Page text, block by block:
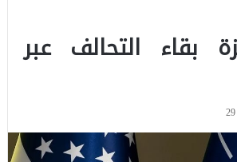
بقاء التحالف عبر
29